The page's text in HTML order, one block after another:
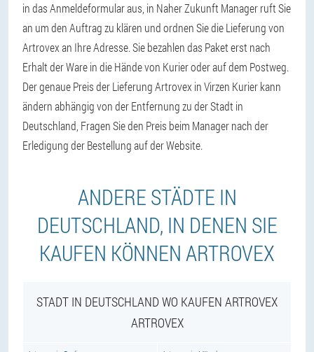
in das Anmeldeformular aus, in Naher Zukunft Manager ruft Sie
an um den Auftrag zu klären und ordnen Sie die Lieferung von
Artrovex an Ihre Adresse. Sie bezahlen das Paket erst nach
Erhalt der Ware in die Hände von Kurier oder auf dem Postweg.
Der genaue Preis der Lieferung Artrovex in Virzen Kurier kann
ändern abhängig von der Entfernung zu der Stadt in
Deutschland, Fragen Sie den Preis beim Manager nach der
Erledigung der Bestellung auf der Website.
ANDERE STÄDTE IN
DEUTSCHLAND, IN DENEN SIE
KAUFEN KÖNNEN ARTROVEX
STADT IN DEUTSCHLAND WO KAUFEN ARTROVEX
ARTROVEX